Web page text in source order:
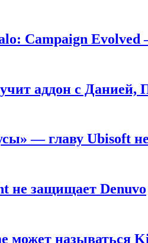
Campaign
аддон с
— главу Ubisoft не
не защищает Denuvo
может называться